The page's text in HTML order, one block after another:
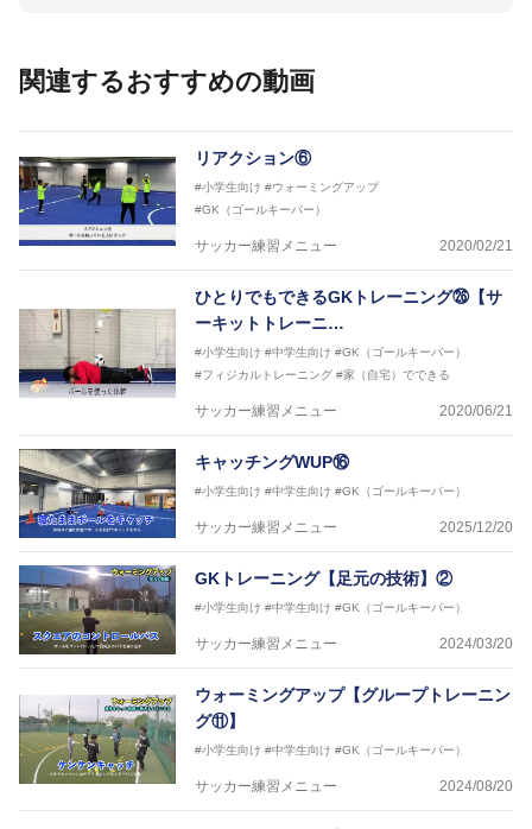
【指導ライセンス】日本サッカー協会公認Ｂ級・日本
関連するおすすめの動画
リアクション⑥
#小学生向け #ウォーミングアップ
#GK（ゴールキーパー）
サッカー練習メニュー 2020/02/21
ひとりでもできるGKトレーニング㉖【サ
ーキットトレーニ…
#小学生向け #中学生向け #GK（ゴールキーパー）
#フィジカルトレーニング #家（自宅）でできる
サッカー練習メニュー 2020/06/21
キャッチングWUP⑯
#小学生向け #中学生向け #GK（ゴールキーパー）
サッカー練習メニュー 2025/12/20
GKトレーニング【足元の技術】②
#小学生向け #中学生向け #GK（ゴールキーパー）
サッカー練習メニュー 2024/03/20
ウォーミングアップ【グループトレーニン
グ⑪】
#小学生向け #中学生向け #GK（ゴールキーパー）
サッカー練習メニュー 2024/08/20